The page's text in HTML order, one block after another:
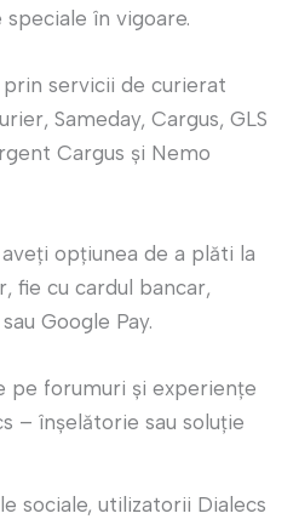
în vigoare.
servicii de curierat
Sameday, Cargus, GLS
Cargus și Nemo
opțiunea de a plăti la
fie cu cardul bancar,
Google Pay.
pe forumuri și experiențe
– înșelătorie sau soluție
sociale, utilizatorii Dialecs